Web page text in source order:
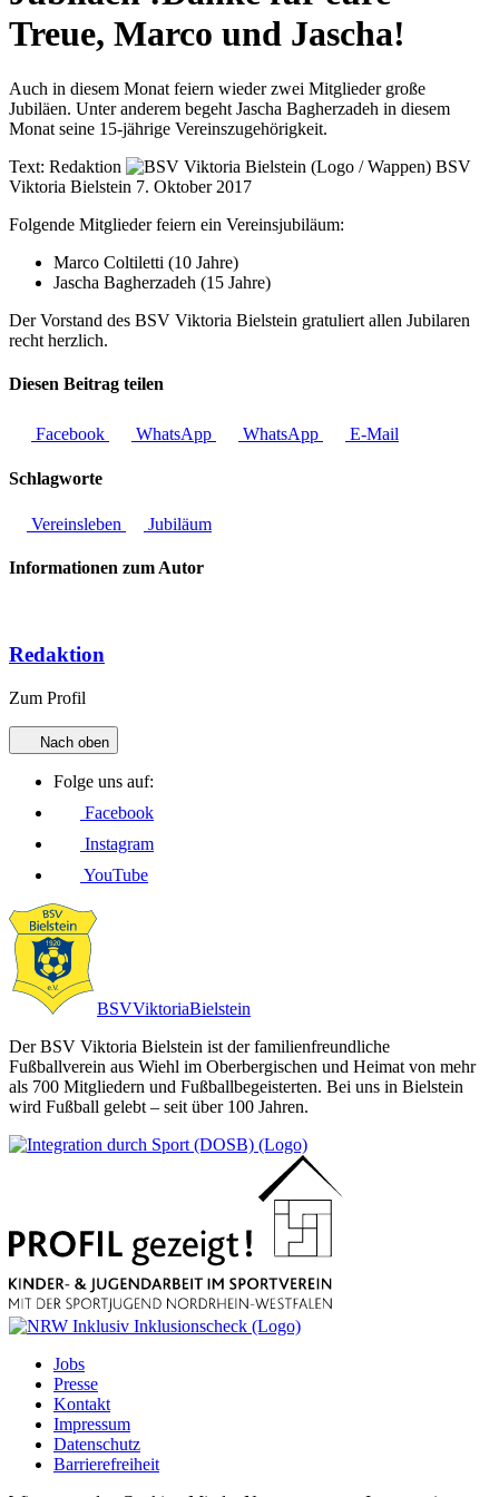
Treue, Marco und Jascha!
Auch in diesem Monat feiern wieder zwei Mitglieder große
Jubiläen. Unter anderem begeht Jascha Bagherzadeh in diesem
Monat seine 15-jährige Vereinszugehörigkeit.
Text: Redaktion
BSV
Viktoria Bielstein 7. Oktober 2017
Folgende Mitglieder feiern ein Vereinsjubiläum:
Marco Coltiletti (10 Jahre)
Jascha Bagherzadeh (15 Jahre)
Der Vorstand des BSV Viktoria Bielstein gratuliert allen Jubilaren
recht herzlich.
Diesen Beitrag teilen
Facebook WhatsApp WhatsApp E-Mail
Schlagworte
Vereinsleben Jubiläum
Informationen zum Autor
Redaktion
Zum Profil
Nach oben
Folge uns auf:
Facebook
Instagram
YouTube
BSVViktoriaBielstein
Der BSV Viktoria Bielstein ist der familienfreundliche
Fußballverein aus Wiehl im Oberbergischen und Heimat von mehr
als 700 Mitgliedern und Fußballbegeisterten. Bei uns in Bielstein
wird Fußball gelebt – seit über 100 Jahren.
Jobs
Presse
Kontakt
Impressum
Datenschutz
Barrierefreiheit